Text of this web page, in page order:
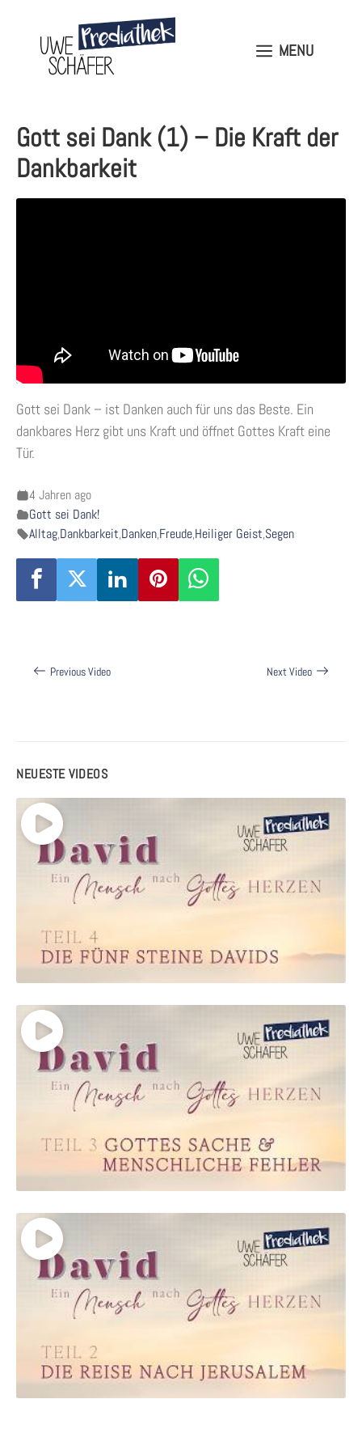
MENU
MENU
Gott sei Dank (1) – Die Kraft der
Dankbarkeit
Gott sei Dank – ist Danken auch für uns das Beste. Ein
dankbares Herz gibt uns Kraft und öffnet Gottes Kraft eine
Tür.
4 Jahren ago
Gott sei Dank!
Alltag,Dankbarkeit,Danken,Freude,Heiliger Geist,Segen
Beitragsnavigation
Previous Video Next Video
NEUESTE VIDEOS